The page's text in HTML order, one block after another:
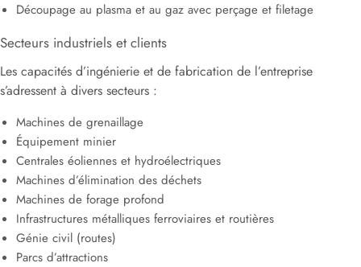
Découpage au plasma et au gaz avec perçage et filetage
Secteurs industriels et clients
Les capacités d’ingénierie et de fabrication de l’entreprise
s’adressent à divers secteurs :
Machines de grenaillage
Équipement minier
Centrales éoliennes et hydroélectriques
Machines d’élimination des déchets
Machines de forage profond
Infrastructures métalliques ferroviaires et routières
Génie civil (routes)
Parcs d’attractions